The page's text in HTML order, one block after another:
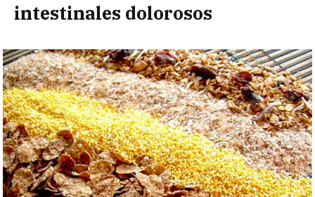
intestinales dolorosos